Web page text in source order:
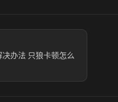
办法 只狼卡顿怎么